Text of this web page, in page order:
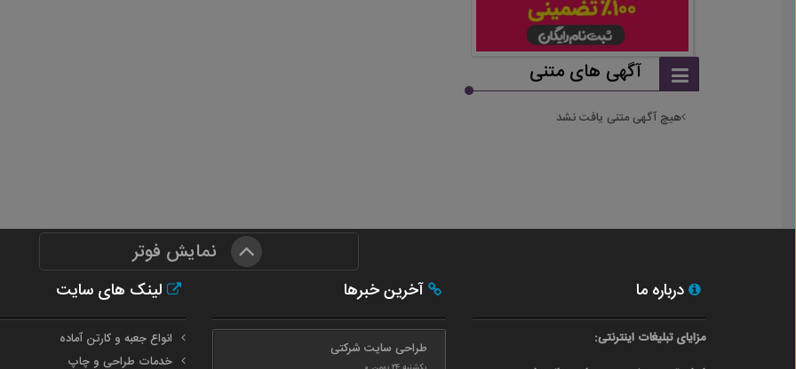
آگهی های متنی
هیچ آگهی متنی یافت نشد
نمایش فوتر
درباره ما
مزایای تبلیغات اینترنتی:
آخرین خبرها
طراحی سایت شرکتی
لینک های سایت
انواع جعبه و کارتن آماده
خدمات طراحی و چاپ